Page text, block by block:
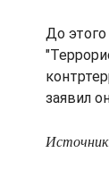
До этого
заявил